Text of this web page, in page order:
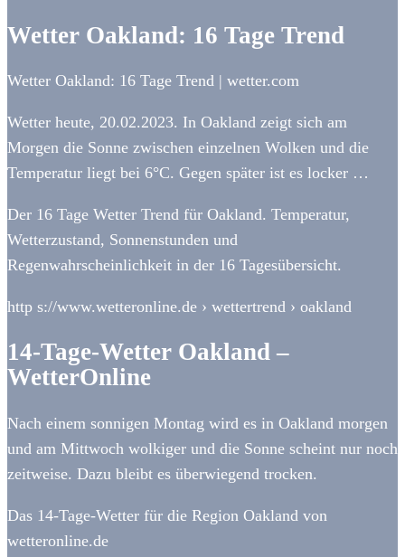
Wetter Oakland: 16 Tage Trend
Wetter Oakland: 16 Tage Trend | wetter.com
Wetter heute, 20.02.2023. In Oakland zeigt sich am
Morgen die Sonne zwischen einzelnen Wolken und die
Temperatur liegt bei 6°C. Gegen später ist es locker …
Der 16 Tage Wetter Trend für Oakland. Temperatur,
Wetterzustand, Sonnenstunden und
Regenwahrscheinlichkeit in der 16 Tagesübersicht.
http s://www.wetteronline.de › wettertrend › oakland
14-Tage-Wetter Oakland –
WetterOnline
Nach einem sonnigen Montag wird es in Oakland morgen
und am Mittwoch wolkiger und die Sonne scheint nur noch
zeitweise. Dazu bleibt es überwiegend trocken.
Das 14-Tage-Wetter für die Region Oakland von
wetteronline.de